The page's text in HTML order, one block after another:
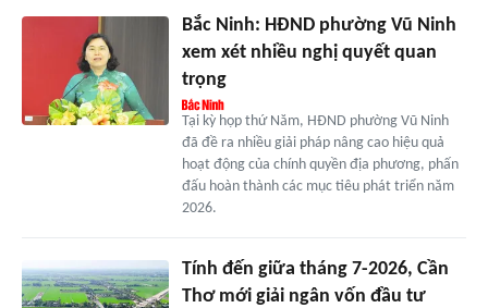
Bắc Ninh: HĐND phường Vũ Ninh
xem xét nhiều nghị quyết quan
trọng
Tại kỳ họp thứ Năm, HĐND phường Vũ Ninh
đã đề ra nhiều giải pháp nâng cao hiệu quả
hoạt động của chính quyền địa phương, phấn
đấu hoàn thành các mục tiêu phát triển năm
2026.
Tính đến giữa tháng 7-2026, Cần
Thơ mới giải ngân vốn đầu tư